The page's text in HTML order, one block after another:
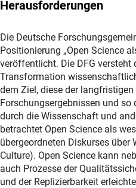
Herausforderungen
Die Deutsche
Positionierung „Open Science
veröffentlicht. Die DFG versteht
Transformation
dem Ziel, diese der
Forschungsergebnissen und so
durch die Wissenschaft und
betrachtet Open Science als
übergeordneten Diskurses über
Culture). Open Science kann
auch Prozesse der
und der Replizierbarkeit